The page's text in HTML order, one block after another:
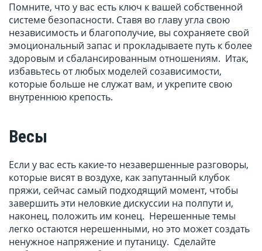
Помните, что у вас есть ключ к вашей собственной
системе безопасности. Ставя во главу угла свою
независимость и благополучие, вы сохраняете свой
эмоциональный запас и прокладываете путь к более
здоровым и сбалансированным отношениям. Итак,
избавьтесь от любых моделей созависимости,
которые больше не служат вам, и укрепите свою
внутреннюю крепость.
Весы
Если у вас есть какие-то незавершенные разговоры,
которые висят в воздухе, как запутанный клубок
пряжи, сейчас самый подходящий момент, чтобы
завершить эти неловкие дискуссии на полпути и,
наконец, положить им конец. Нерешенные темы
легко остаются нерешенными, но это может создать
ненужное напряжение и путаницу. Сделайте